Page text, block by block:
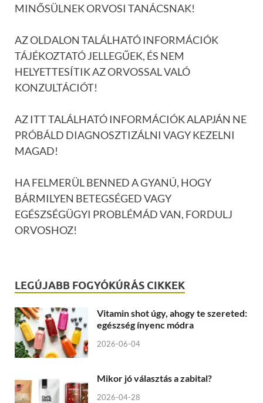
MINŐSÜLNEK ORVOSI TANÁCSNAK!
AZ OLDALON TALÁLHATÓ INFORMÁCIÓK
TÁJÉKOZTATÓ JELLEGŰEK, ÉS NEM
HELYETTESÍTIK AZ ORVOSSAL VALÓ
KONZULTÁCIÓT!
AZ ITT TALÁLHATÓ INFORMÁCIÓK ALAPJÁN NE
PRÓBÁLD DIAGNOSZTIZÁLNI VAGY KEZELNI
MAGAD!
HA FELMERÜL BENNED A GYANÚ, HOGY
BÁRMILYEN BETEGSÉGED VAGY
EGÉSZSÉGÜGYI PROBLÉMÁD VAN, FORDULJ
ORVOSHOZ!
LEGÚJABB FOGYÓKÚRÁS CIKKEK
Vitamin shot úgy, ahogy te szereted:
egészség ínyenc módra
2026-06-04
Mikor jó választás a zabital?
2026-04-28